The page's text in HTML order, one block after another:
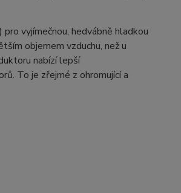
vyjímečnou, hedvábně hladkou
objemem vzduchu, než u
nabízí lepší
To je zřejmé z ohromující a